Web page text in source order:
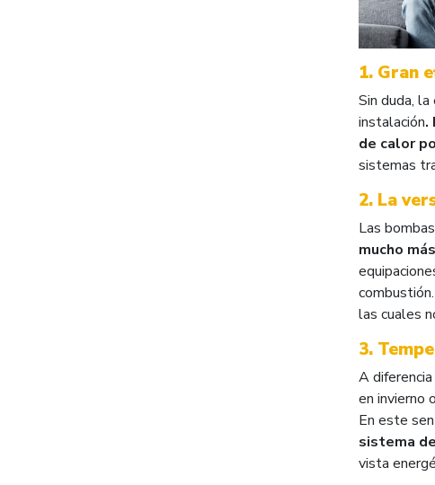
1. Gran
Sin duda,
instalación.
de calor
sistemas
2. La
Las
mucho
las cuales
3.
A
en invierno
En este
sistema
vista